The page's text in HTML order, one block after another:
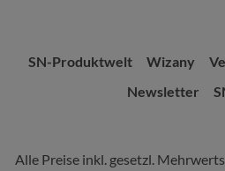
SN-Produktwelt Wizany
Newsletter
Alle Preise inkl. gesetzl.